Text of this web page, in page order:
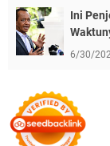
Ini
6/30/